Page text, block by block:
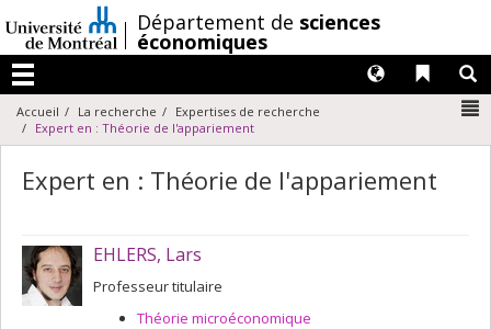
au
contenu
/Département de sciences
économiques
Menu
Liens
Langues
Accueil La recherche
Expertises de recherche
Expert en : Théorie de l'appariement
Expert en : Théorie de l'appariement
EHLERS, Lars
Professeur titulaire
Théorie microéconomique